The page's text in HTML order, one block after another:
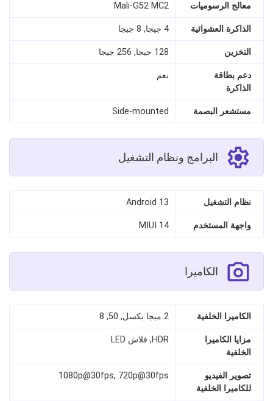
معالج الرسوميات Mali-G52 MC2
الذاكرة العشوائية 4 جيجا, 8 جيجا
التخزين 128 جيجا, 256 جيجا
دعم بطاقة
الذاكرة
نعم
مستشعر البصمة Side-mounted
البرامج ونظام التشغيل
نظام التشغيل Android 13
واجهة المستخدم MIUI 14
الكاميرا
الكاميرا الخلفية 2 ميجا بكسل, 50, 8
مزايا الكاميرا
الخلفية
HDR, فلاش LED
تصوير الفيديو
للكاميرا الخلفية
1080p@30fps, 720p@30fps